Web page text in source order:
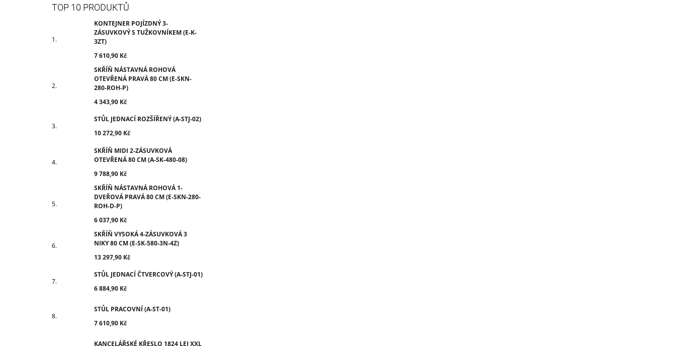
TOP 10 PRODUKTŮ
KONTEJNER POJÍZDNÝ 3-
ZÁSUVKOVÝ S TUŽKOVNÍKEM (E-K-
3ZT)
7 610,90 Kč
SKŘÍŇ NÁSTAVNÁ ROHOVÁ
OTEVŘENÁ PRAVÁ 80 CM (E-SKN-
280-ROH-P)
4 343,90 Kč
STŮL JEDNACÍ ROZŠÍŘENÝ (A-STJ-02)
10 272,90 Kč
SKŘÍŇ MIDI 2-ZÁSUVKOVÁ
OTEVŘENÁ 80 CM (A-SK-480-08)
9 788,90 Kč
SKŘÍŇ NÁSTAVNÁ ROHOVÁ 1-
DVEŘOVÁ PRAVÁ 80 CM (E-SKN-280-
ROH-D-P)
6 037,90 Kč
SKŘÍŇ VYSOKÁ 4-ZÁSUVKOVÁ 3
NIKY 80 CM (E-SK-580-3N-4Z)
13 297,90 Kč
STŮL JEDNACÍ ČTVERCOVÝ (A-STJ-01)
6 884,90 Kč
STŮL PRACOVNÍ (A-ST-01)
7 610,90 Kč
KANCELÁŘSKÉ KŘESLO 1824 LEI XXL